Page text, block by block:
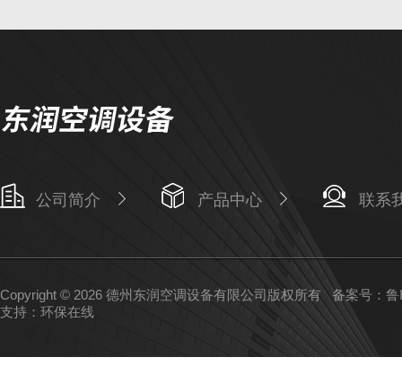
公司简介 产品中心 联系
Copyright © 2026 德州东润空调设备有限公司版权所有备案号：
支持： 环保在线